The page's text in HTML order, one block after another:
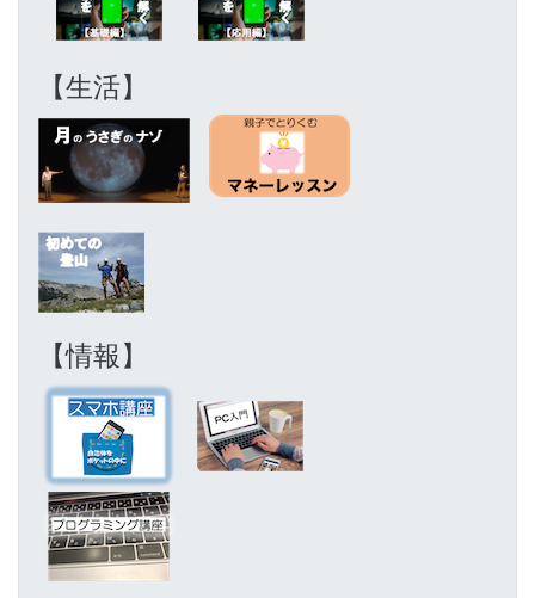
【生活】
【情報】